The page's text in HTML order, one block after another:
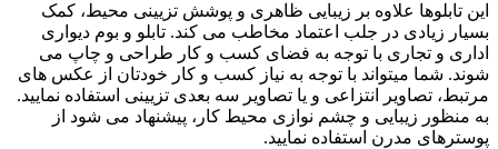
این تابلوها علاوه بر زیبایی ظاهری و پوشش تزیینی محیط، کمک
بسیار زیادی در جلب اعتماد مخاطب می کند. تابلو و بوم دیواری
اداری و تجاری با توجه به فضای کسب و کار طراحی و چاپ می
شوند. شما میتواند با توجه به نیاز کسب و کار خودتان از عکس های
مرتبط، تصاویر انتزاعی و یا تصاویر سه بعدی تزیینی استفاده نمایید.
به منظور زیبایی و چشم نوازی محیط کار، پیشنهاد می شود از
پوسترهای مدرن استفاده نمایید.